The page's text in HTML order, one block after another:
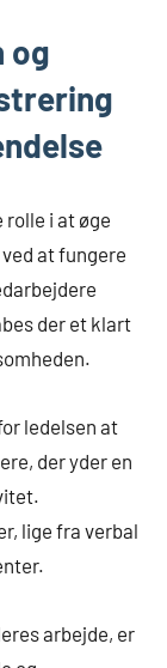
og
i at øge
at fungere
der et klart
ledelsen at
der yder en
lige fra verbal
arbejde, er